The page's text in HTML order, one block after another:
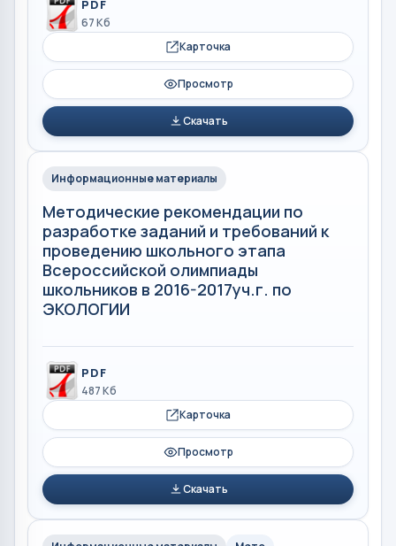
PDF
67 Кб
Карточка
Просмотр
Скачать
Информационные материалы
Методические рекомендации по
разработке заданий и требований к
проведению школьного этапа
Всероссийской олимпиады
школьников в 2016-2017уч.г. по
ЭКОЛОГИИ
PDF
487 Кб
Карточка
Просмотр
Скачать